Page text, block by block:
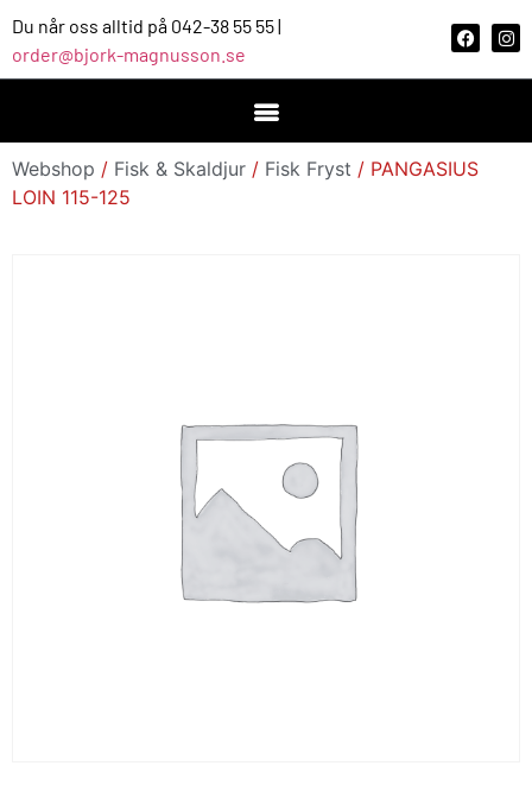
Du når oss alltid på 042-38 55 55 |
order@bjork-magnusson.se
Webshop / Fisk & Skaldjur / Fisk Fryst / PANGASIUS
LOIN 115-125